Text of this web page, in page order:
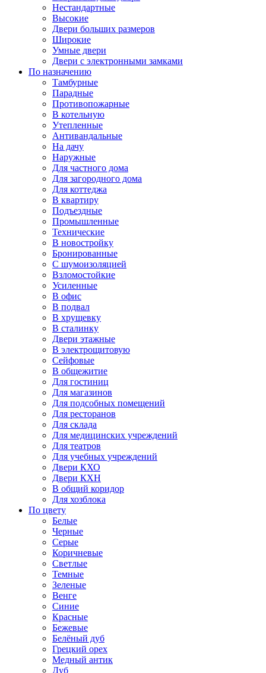
Нестандартные
Высокие
Двери больших размеров
Широкие
Умные двери
Двери с электронными замками
По назначению
Тамбурные
Парадные
Противопожарные
В котельную
Утепленные
Антивандальные
На дачу
Наружные
Для частного дома
Для загородного дома
Для коттеджа
В квартиру
Подъездные
Промышленные
Технические
В новостройку
Бронированные
С шумоизоляцией
Взломостойкие
Усиленные
В офис
В подвал
В хрущевку
В сталинку
Двери этажные
В электрощитовую
Сейфовые
В общежитие
Для гостиниц
Для магазинов
Для подсобных помещений
Для ресторанов
Для склада
Для медицинских учреждений
Для театров
Для учебных учреждений
Двери КХО
Двери КХН
В общий коридор
Для хозблока
По цвету
Белые
Черные
Серые
Коричневые
Светлые
Темные
Зеленые
Венге
Синие
Красные
Бежевые
Белёный дуб
Грецкий орех
Медный антик
Дуб